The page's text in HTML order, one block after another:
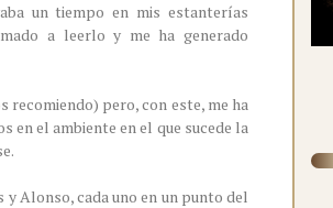
un tiempo en mis estanterías
a leerlo y me ha generado
pero, con este, me ha
en el ambiente en el que sucede la
Alonso, cada uno en un punto del